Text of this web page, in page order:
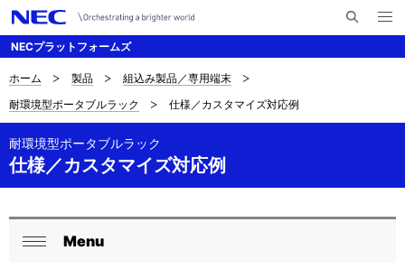
NECプラットフォームズ
メ
ニ
ナ
ビ
ゲ
ー
サ
イ
ト
内
の
現
ホーム 製品
組込み製品／専用端末
耐環境型ポータブルラック
仕様／カスタマイズ対応例
仕様／カスタマイズ対応例
耐環境型ポータブルラック
ロ
Menu